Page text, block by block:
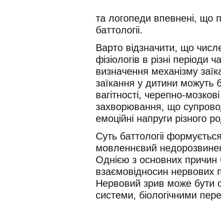
та логопеди впевнені,
баттологіі.
Варто відзначити, що
фізіологів в різні періоди
визначення механізму
заїкання у дитини можуть
вагітності, черепно-
захворювання, що
емоційні напруги різного
Суть баттологіі
мовленнєвий
Однією з основних причин
взаємовідносин нервових
Нервовий зрив може бути
системи, біологічними